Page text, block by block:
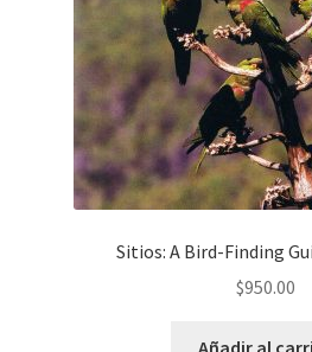
Sitios: A Bird-Finding
$950.00